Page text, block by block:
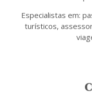
Especialistas em:
turísticos,